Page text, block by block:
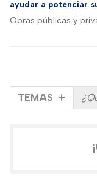
TEMAS
ayudar a potenciar
negocio?
Obras públicas y